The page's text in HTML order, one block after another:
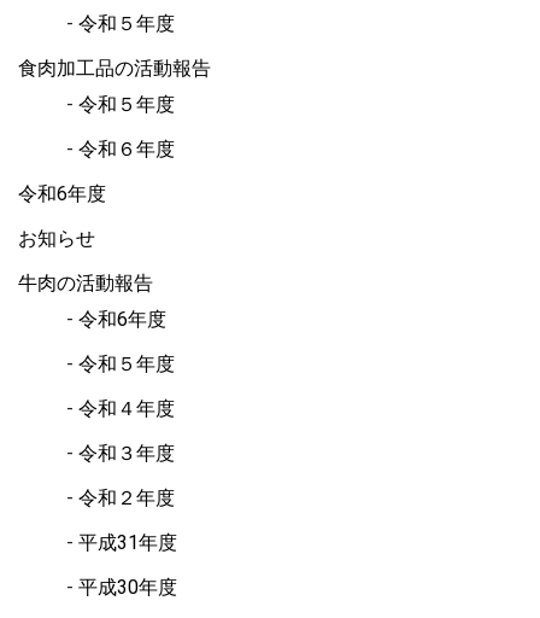
令和５年度
食肉加工品の活動報告
令和５年度
令和６年度
令和6年度
お知らせ
牛肉の活動報告
令和6年度
令和５年度
令和４年度
令和３年度
令和２年度
平成31年度
平成30年度